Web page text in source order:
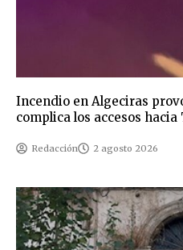
Incendio en Algeciras
complica los accesos
Redacción 2 agosto 2026